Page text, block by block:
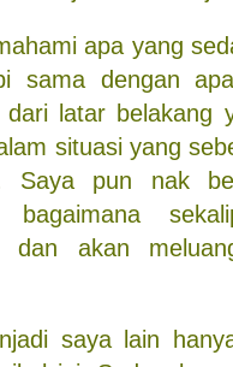
apa yang
sama dengan
latar belakang
situasi yang
Saya pun nak
dan akan
saya lain